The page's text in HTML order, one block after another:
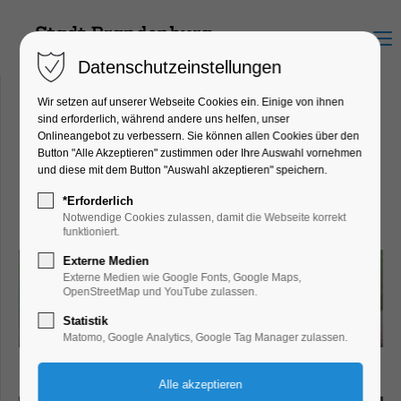
Menu
Rainbow Alpakas
Rietzer Dorfstr. 16, 14797 Kloster
Lehnin OT Rietz
Datenschutzeinstellungen
Wir setzen auf unserer Webseite Cookies ein. Einige von ihnen
sind erforderlich, während andere uns helfen, unser
Onlineangebot zu verbessern. Sie können allen Cookies über den
Button "Alle Akzeptieren" zustimmen oder Ihre Auswahl vornehmen
und diese mit dem Button "Auswahl akzeptieren" speichern.
*Erforderlich
Notwendige Cookies zulassen, damit die Webseite korrekt
funktioniert.
Externe Medien
Externe Medien wie Google Fonts, Google Maps,
OpenStreetMap und YouTube zulassen.
Statistik
Matomo, Google Analytics, Google Tag Manager zulassen.